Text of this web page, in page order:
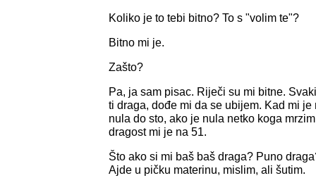
Koliko je to tebi bitno? To s "volim te"?
Bitno mi je.
Zašto?
Pa, ja sam pisac. Riječi su mi bitne.
ti draga, dođe mi da se ubijem. Kad mi
nula do sto, ako je nula netko koga
dragost mi je na 51.
Što ako si mi baš baš draga? Puno
Ajde u pičku materinu, mislim, ali šutim.